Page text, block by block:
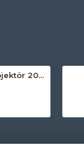
ZMR Solar LED Projektör 200W 6500K Beyaz Işık Dış Mekan Projektör